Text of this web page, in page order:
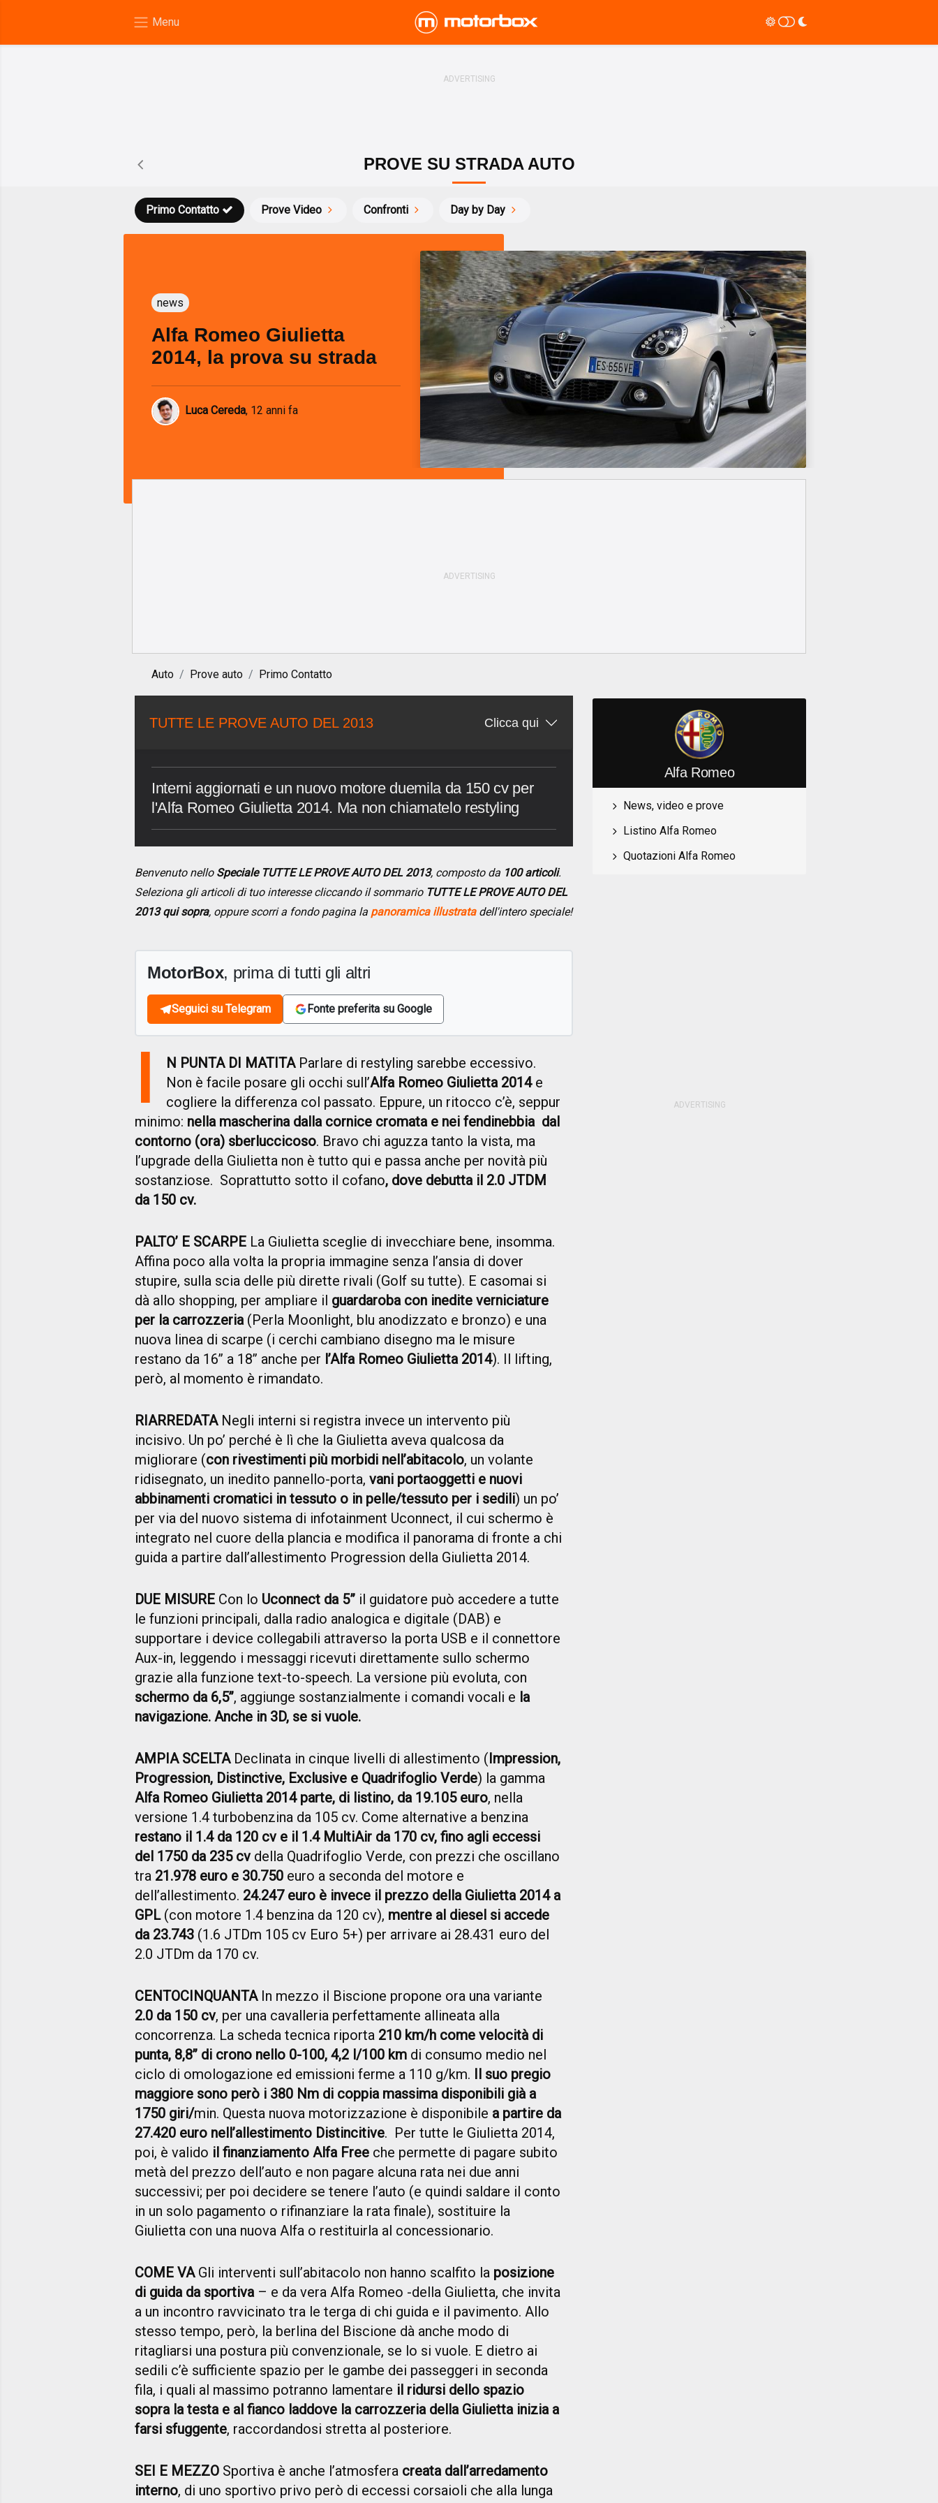
PROVE SU STRADA AUTO
Prove Video Confronti
Primo Contatto Day by Day
news
Alfa Romeo Giulietta
2014, la prova su strada
Luca Cereda, 12 anni fa
Auto Prove auto Primo Contatto
TUTTE LE PROVE AUTO DEL 2013 Clicca qui
Interni aggiornati e un nuovo motore duemila da 150 cv per
l'Alfa Romeo Giulietta 2014. Ma non chiamatelo restyling
Benvenuto nello Speciale TUTTE LE PROVE AUTO DEL 2013, composto da 100 articoli.
Seleziona gli articoli di tuo interesse cliccando il sommario TUTTE LE PROVE AUTO DEL
2013 qui sopra, oppure scorri a fondo pagina la panoramica illustratadell'intero speciale!
MotorBox, prima di tutti gli altri
Seguici su Telegram Fonte preferita su Google
N PUNTA DI MATITAParlare di restyling sarebbe eccessivo.
Non è facile posare gli occhi sull’Alfa Romeo Giulietta 2014e
cogliere la differenza col passato. Eppure, un ritocco c’è, seppur
minimo: nella mascherina dalla cornice cromata e nei fendinebbia dal
contorno (ora) sberluccicoso. Bravo chi aguzza tanto la vista, ma
l’upgrade della Giulietta non è tutto qui e passa anche per novità più
sostanziose. Soprattutto sotto il cofano, dove debutta il 2.0 JTDM
da 150 cv.
PALTO’ E SCARPE La Giulietta sceglie di invecchiare bene, insomma.
Affina poco alla volta la propria immagine senza l’ansia di dover
stupire, sulla scia delle più dirette rivali (Golf su tutte). E casomai si
dà allo shopping, per ampliare il guardaroba con inedite verniciature
per la carrozzeria(Perla Moonlight, blu anodizzato e bronzo) e una
nuova linea di scarpe (i cerchi cambiano disegno ma le misure
restano da 16’’ a 18’’ anche per l’Alfa Romeo Giulietta 2014). Il lifting,
però, al momento è rimandato.
RIARREDATANegli interni si registra invece un intervento più
incisivo. Un po’ perché è lì che la Giulietta aveva qualcosa da
migliorare (con rivestimenti più morbidi nell’abitacolo, un volante
ridisegnato, un inedito pannello-porta, vani portaoggetti e nuovi
abbinamenti cromatici in tessuto o in pelle/tessuto per i sedili) un po’
per via del nuovo sistema di infotainment Uconnect, il cui schermo è
integrato nel cuore della plancia e modifica il panorama di fronte a chi
guida a partire dall’allestimento Progression della Giulietta 2014.
DUE MISURE Con lo Uconnect da 5” il guidatore può accedere a tutte
le funzioni principali, dalla radio analogica e digitale (DAB) e
supportare i device collegabili attraverso la porta USB e il connettore
Aux-in, leggendo i messaggi ricevuti direttamente sullo schermo
grazie alla funzione text-to-speech. La versione più evoluta, con
schermo da 6,5’’, aggiunge sostanzialmente i comandi vocali e la
navigazione. Anche in 3D, se si vuole.
AMPIA SCELTADeclinata in cinque livelli di allestimento (Impression,
Progression, Distinctive, Exclusive e Quadrifoglio Verde) la gamma
Alfa Romeo Giulietta 2014 parte, di listino, da 19.105 euro, nella
versione 1.4 turbobenzina da 105 cv. Come alternative a benzina
restano il 1.4 da 120 cv e il 1.4 MultiAir da 170 cv, fino agli eccessi
del 1750 da 235 cvdella Quadrifoglio Verde, con prezzi che oscillano
tra 21.978 euro e 30.750 euro a seconda del motore e
dell’allestimento. 24.247 euro è invece il prezzo della Giulietta 2014 a
GPL(con motore 1.4 benzina da 120 cv), mentre al diesel si accede
da 23.743 (1.6 JTDm 105 cv Euro 5+) per arrivare ai 28.431 euro del
2.0 JTDm da 170 cv.
CENTOCINQUANTAIn mezzo il Biscione propone ora una variante
2.0 da 150 cv, per una cavalleria perfettamente allineata alla
concorrenza. La scheda tecnica riporta 210 km/h come velocità di
punta, 8,8’’ di crono nello 0-100, 4,2 l/100 km di consumo medio nel
ciclo di omologazione ed emissioni ferme a 110 g/km. Il suo pregio
maggiore sono però i 380 Nm di coppia massima disponibili già a
1750 giri/min. Questa nuova motorizzazione è disponibile a partire da
27.420 euro nell’allestimento Distincitive. Per tutte le Giulietta 2014,
poi, è valido il finanziamento Alfa Free che permette di pagare subito
metà del prezzo dell’auto e non pagare alcuna rata nei due anni
successivi; per poi decidere se tenere l’auto (e quindi saldare il conto
in un solo pagamento o rifinanziare la rata finale), sostituire la
Giulietta con una nuova Alfa o restituirla al concessionario.
COME VAGli interventi sull’abitacolo non hanno scalfito la posizione
di guida da sportiva– e da vera Alfa Romeo -della Giulietta, che invita
a un incontro ravvicinato tra le terga di chi guida e il pavimento. Allo
stesso tempo, però, la berlina del Biscione dà anche modo di
ritagliarsi una postura più convenzionale, se lo si vuole. E dietro ai
sedili c’è sufficiente spazio per le gambe dei passeggeri in seconda
fila, i quali al massimo potranno lamentare il ridursi dello spazio
sopra la testa e al fianco laddove la carrozzeria della Giulietta inizia a
farsi sfuggente, raccordandosi stretta al posteriore.
SEI E MEZZO Sportiva è anche l’atmosfera creata dall’arredamento
interno, di uno sportivo privo però di eccessi corsaioli che alla lunga
Alfa Romeo
News, video e prove
Listino Alfa Romeo
Quotazioni Alfa Romeo